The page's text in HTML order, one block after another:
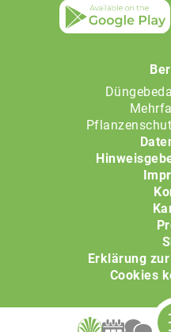
Erklärung
Cookies